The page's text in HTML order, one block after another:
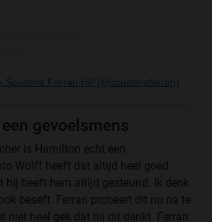
Scuderia Ferrari HP (@scuderiaferrari)
gevoelsmens
is Hamilton echt een
Wolff heeft dat altijd heel goed
hij heeft hem altijd gesteund. Ik denk
beseft. Ferrari probeert dit nu na te
niet heel gek dat hij dit denkt. Ferrari